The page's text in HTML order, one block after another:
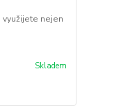
nejen
Skladem